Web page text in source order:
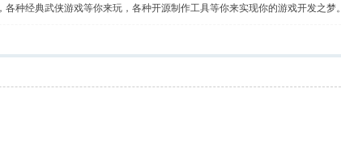
种经典武侠游戏等你来玩，各种开源制作工具等你来实现你的游戏开发之梦。